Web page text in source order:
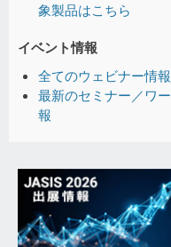
象製品はこちら
イベント情報
全てのウェビナー情
最新のセミナー／ワ
報